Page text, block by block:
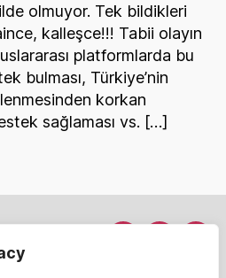
olmuyor. Tek bildikleri
kalleşce!!! Tabii olayın
platformlarda bu
bulması, Türkiye’nin
korkan
sağlaması vs. […]